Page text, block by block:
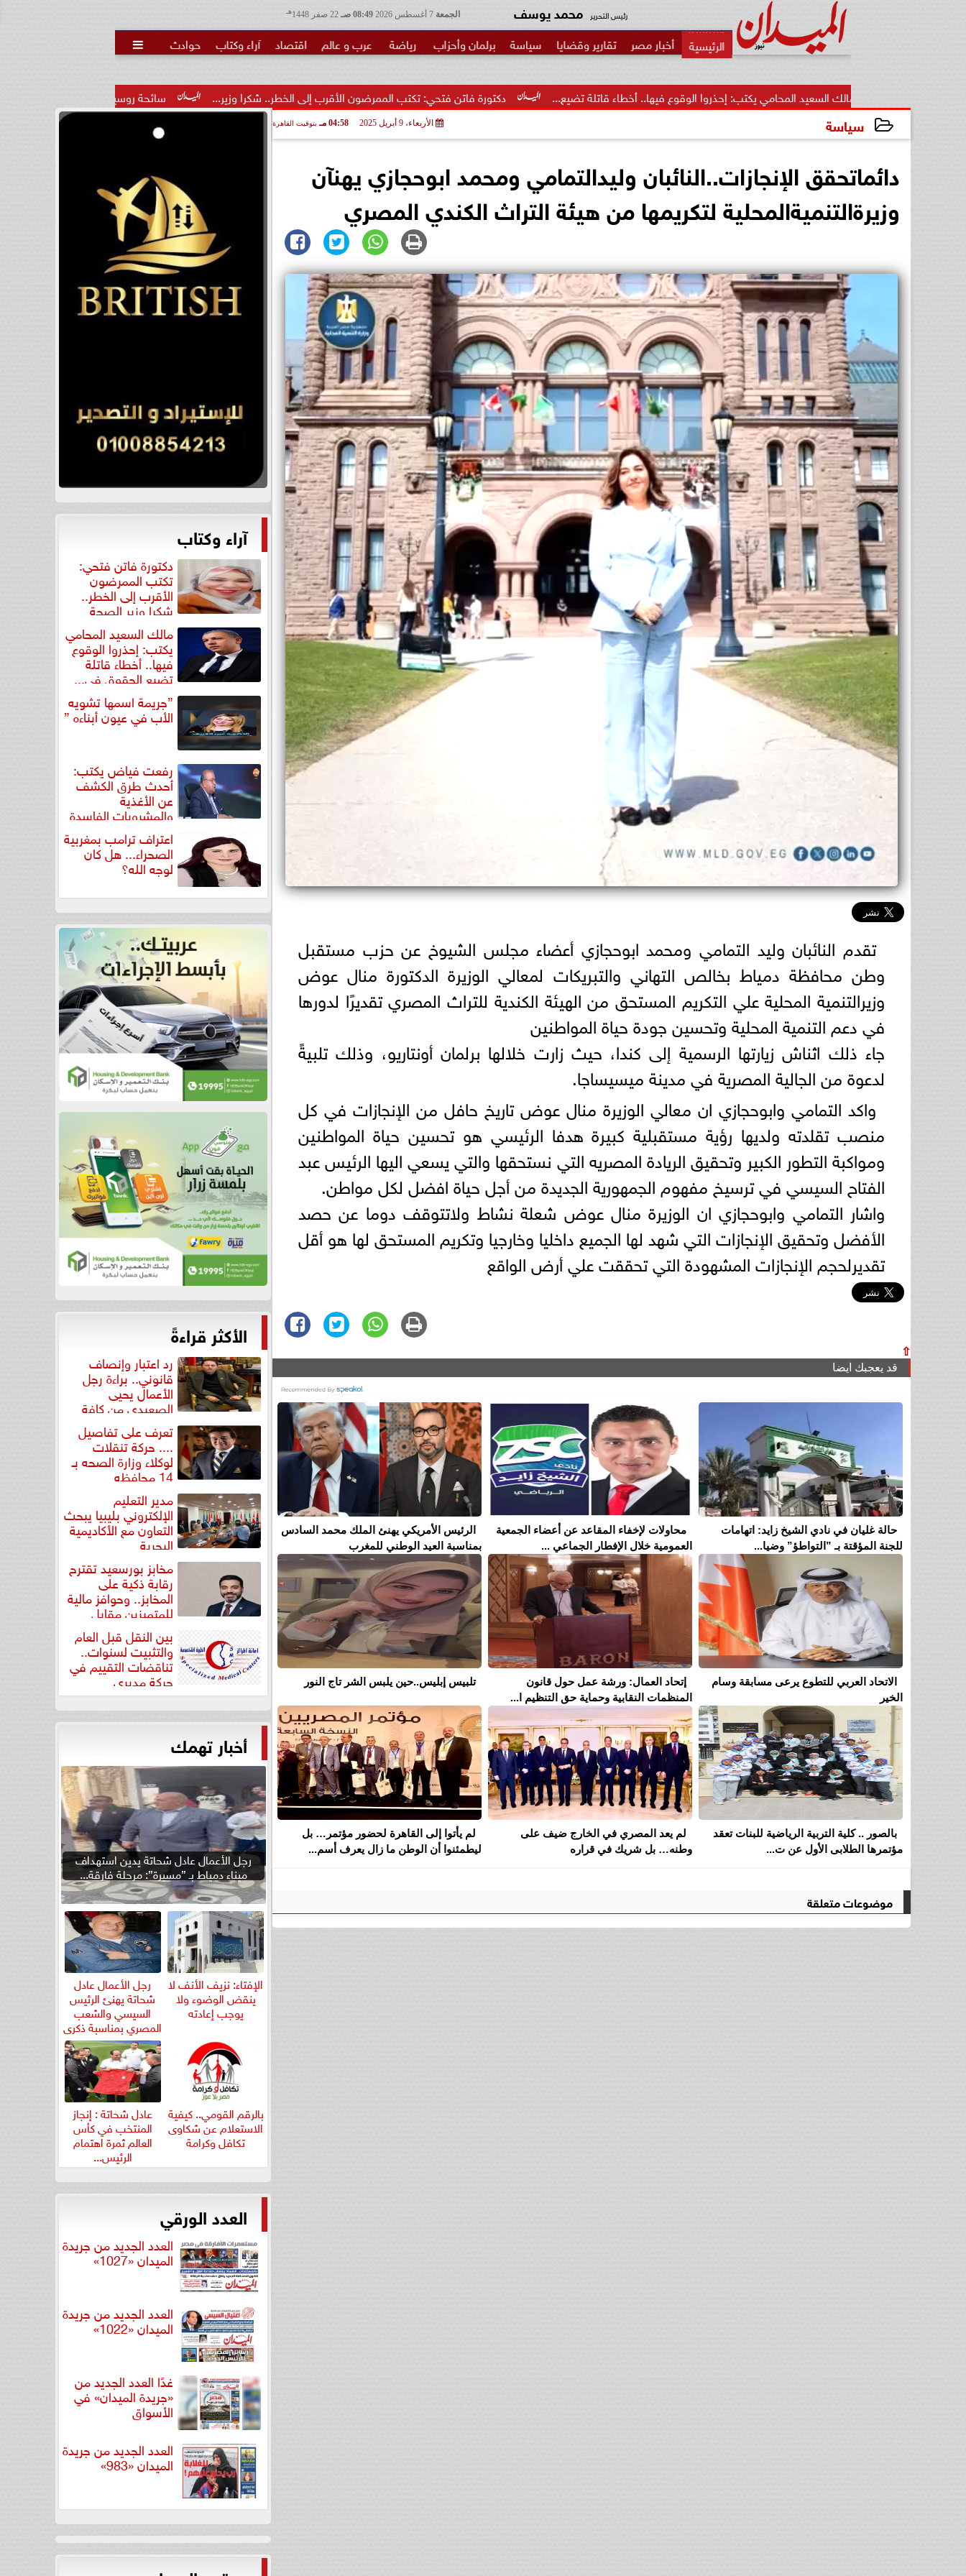
الجمعة 08:49 صـ هـ رئيس التحرير محمد يوسف
أخبار مصر تقارير وقضايا سياسة برلمان وأحزاب رياضة عرب و عالم اقتصاد آراء وكتاب حوادث 
سائحة روسية لـ”مراسي”: الغردقة تجمع بين الموقع المميز دكتورة فاتن فتحي: تكتب الممرضون الأقرب إلى الخطر.. شكرا وزير... مالك السعيد المحامي يكتب: إحذروا الوقوع فيها.. أخطاء قاتلة تضيع...
سياسة الأربعاء، 9 أبريل 2025 04:58 مـ بتوقيت القاهرة
دائماتحقق الإنجازات..النائبان وليدالتمامي ومحمد ابوحجازي يهنآن
وزيرةالتنميةالمحلية لتكريمها من هيئة التراث الكندي المصري
تقدم النائبان وليد التمامي ومحمد ابوحجازي أعضاء مجلس الشيوخ عن حزب مستقبل
وطن محافظة دمياط بخالص التهاني والتبريكات لمعالي الوزيرة الدكتورة منال عوض
وزيرالتنمية المحلية علي التكريم المستحق من الهيئة الكندية للتراث المصري تقديرًا لدورها
في دعم التنمية المحلية وتحسين جودة حياة المواطنين
جاء ذلك اثناش زيارتها الرسمية إلى كندا، حيث زارت خلالها برلمان أونتاريو، وذلك تلبيةً
لدعوة من الجالية المصرية في مدينة ميسيساجا.
واكد التمامي وابوحجازي ان معالي الوزيرة منال عوض تاريخ حافل من الإنجازات في كل
منصب تقلدته ولديها رؤية مستقبلية كبيرة هدفا الرئيسي هو تحسين حياة المواطنين
ومواكبة التطور الكبير وتحقيق الريادة المصريه التي نستحقها والتي يسعي اليها الرئيس عبد
الفتاح السيسي في ترسيخ مفهوم الجمهورية الجديدة من أجل حياة افضل لكل مواطن.
واشار التمامي وابوحجازي ان الوزيرة منال عوض شعلة نشاط ولاتتوقف دوما عن حصد
الأفضل وتحقيق الإنجازات التي شهد لها الجميع داخليا وخارجيا وتكريم المستحق لها هو أقل
تقديرلحجم الإنجازات المشهودة التي تحققت علي أرض الواقع
⇧
قد يعجبك ايضا
حالة غليان في نادي الشيخ زايد: اتهامات
للجنة المؤقتة بـ ”التواطؤ” وضيا...
محاولات لإخفاء المقاعد عن أعضاء الجمعية
العمومية خلال الإفطار الجماعي ...
الرئيس الأمريكي يهنئ الملك محمد السادس
بمناسبة العيد الوطني للمغرب
الاتحاد العربي للتطوع يرعى مسابقة وسام
الخير
إتحاد العمال: ورشة عمل حول قانون
المنظمات النقابية وحماية حق التنظيم ا...
تلبيس إبليس..حين يلبس الشر تاج النور
بالصور .. كلية التربية الرياضية للبنات تعقد
مؤتمرها الطلابى الأول عن ت...
لم يعد المصري في الخارج ضيف على
وطنه… بل شريك في قراره
لم يأتوا إلى القاهرة لحضور مؤتمر… بل
ليطمئنوا أن الوطن ما زال يعرف أسم...
موضوعات متعلقة
آراء وكتاب
دكتورة فاتن فتحي:
تكتب الممرضون
الأقرب إلى الخطر..
شكرا وزير الصحة
لتكريم... مالك السعيد المحامي
يكتب: إحذروا الوقوع
فيها.. أخطاء قاتلة
تضيع الحقوق في...
”جريمة اسمها تشويه
الأب في عيون أبناءه ”
رفعت فياض يكتب:
أحدث طرق الكشف
عن الأغذية
والمشروبات الفاسدة
اعتراف ترامب بمغربية
الصحراء... هل كان
لوجه الله؟
الأكثر قراءةً
رد اعتبار وإنصاف
قانوني.. براءة رجل
الأعمال يحيى
الصعيدي من كافة
التهم... تعرف على تفاصيل
.... حركة تنقلات
لوكلاء وزارة الصحه بـ
14 محافظه
مدير التعليم
الإلكتروني بليبيا يبحث
التعاون مع الأكاديمية
البحرية
مخابز بورسعيد تقترح
رقابة ذكية على
المخابز.. وحوافز مالية
للمتميزين مقابل
بين النقل قبل العام
والتثبيت لسنوات..
تناقضات التقييم في
حركة مديري
”مستشفيات...
أخبار تهمك
رجل الأعمال عادل شحاتة يدين استهداف
ميناء دمياط بـ ”مسيرة”: مرحلة فارقة...
الإفتاء: نزيف الأنف لا
ينقض الوضوء ولا
يوجب إعادته
رجل الأعمال عادل
شحاتة يهنئ الرئيس
السيسي والشعب
المصري بمناسبة ذكرى
ثورة...
بالرقم القومي.. كيفية
الاستعلام عن شكاوى
تكافل وكرامة
عادل شحاتة : إنجاز
المنتخب في كأس
العالم ثمرة اهتمام
الرئيس...
العدد الورقي
العدد الجديد من جريدة
الميدان «1027»
العدد الجديد من جريدة
الميدان «1022»
غدًا العدد الجديد من
«جريدة الميدان» في
الأسواق
العدد الجديد من جريدة
الميدان «983»